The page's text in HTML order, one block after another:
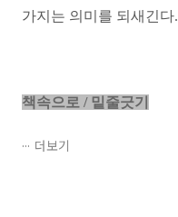
가지는 의미를 되새긴다.
책속으로 / 밑줄긋기
더보기